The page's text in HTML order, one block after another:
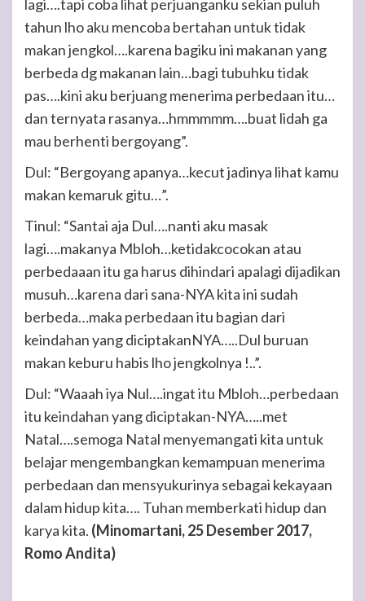
lagi….tapi coba lihat perjuanganku sekian puluh
tahun lho aku mencoba bertahan untuk tidak
makan jengkol….karena bagiku ini makanan yang
berbeda dg makanan lain…bagi tubuhku tidak
pas….kini aku berjuang menerima perbedaan itu…
dan ternyata rasanya…hmmmmm….buat lidah ga
mau berhenti bergoyang”.
Dul: “Bergoyang apanya…kecut jadinya lihat kamu
makan kemaruk gitu…”.
Tinul: “Santai aja Dul….nanti aku masak
lagi….makanya Mbloh…ketidakcocokan atau
perbedaaan itu ga harus dihindari apalagi dijadikan
musuh…karena dari sana-NYA kita ini sudah
berbeda…maka perbedaan itu bagian dari
keindahan yang diciptakanNYA…..Dul buruan
makan keburu habis lho jengkolnya !..”.
Dul: “Waaah iya Nul….ingat itu Mbloh…perbedaan
itu keindahan yang diciptakan-NYA…..met
Natal….semoga Natal menyemangati kita untuk
belajar mengembangkan kemampuan menerima
perbedaan dan mensyukurinya sebagai kekayaan
dalam hidup kita…. Tuhan memberkati hidup dan
karya kita. (Minomartani, 25 Desember 2017,
Romo Andita)